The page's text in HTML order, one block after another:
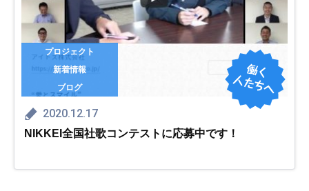
プロジェクト
新着情報
ブログ
2020.12.17
NIKKEI全国社歌コンテストに応募中です！